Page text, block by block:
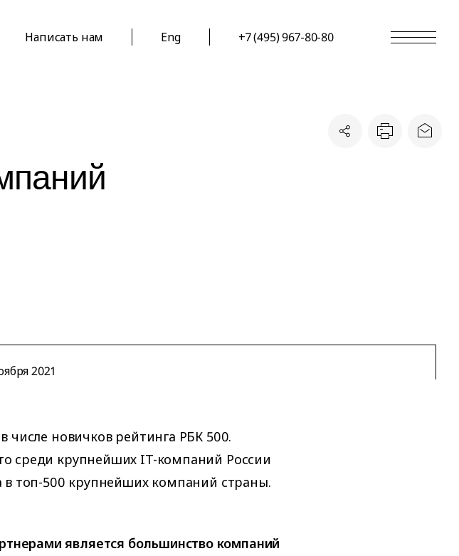
Написать нам Eng +7 (495) 967-80-80
2021
числе новичков рейтинга РБК 500.
среди крупнейших IT-компаний России
в топ-500 крупнейших компаний страны.
является большинство компаний